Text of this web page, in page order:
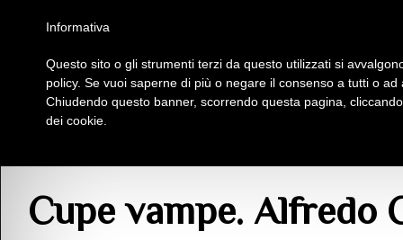
Insieme Per La Cultura
Cupe vampe. Alfredo
Informativa
Questo sito o gli strumenti terzi da questo utilizzati si
policy. Se vuoi saperne di più o negare il consenso a tutti o
Chiudendo questo banner, scorrendo questa pagina,
dei cookie.